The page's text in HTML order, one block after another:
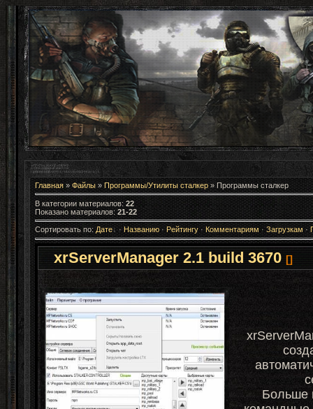
Главная» Файлы» Программы/Утилиты сталкер» Программы сталкер
В категории материалов: 22
Показано материалов: 21-22
Сортировать по: Дате · Названию· Рейтингу· Комментариям · Загрузкам ·
xrServerManager 2.1 build 3670 []
xrServerM
Больше